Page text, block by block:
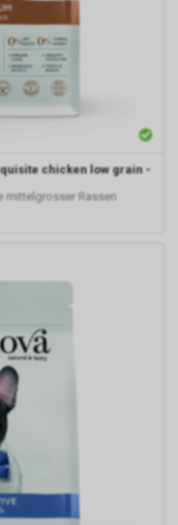
chicken low grain -
mittelgrosser Rassen